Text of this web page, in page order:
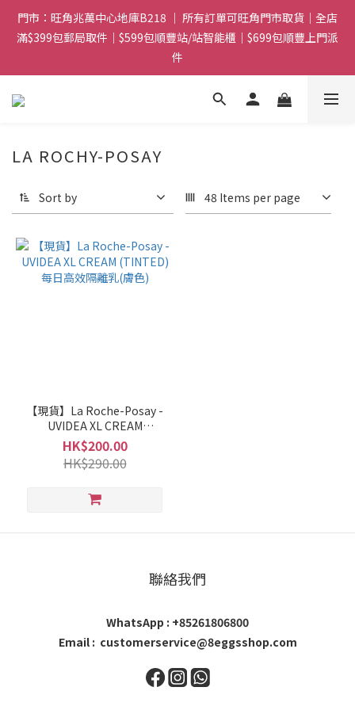
門市：旺角兆萬中心地庫B218 ｜ 所有訂單可旺角門市取貨｜全店
滿$399包郵局取件｜$599包順豐站/站智能櫃｜$699包順豐上門派
件
門市：旺角兆萬中心地庫B218 ｜ 所有訂單可旺角門市取貨｜全店
滿$399包郵局取件｜$599包順豐站/站智能櫃｜$699包順豐上門派
件
滿贈優惠🎁 滿$788送Gucci香水Sample｜ 滿$1088送Clarins 煥
LA ROCHY-POSAY
Sort by 48 Items per page
【現貨】La Roche-Posay -
UVIDEA XL CREAM
(TINTED) 每日高效隔離乳
(膚色)
HK$200.00
HK$290.00
聯絡我們
WhatsApp : +85261806800
Email : customerservice@8eggsshop.com